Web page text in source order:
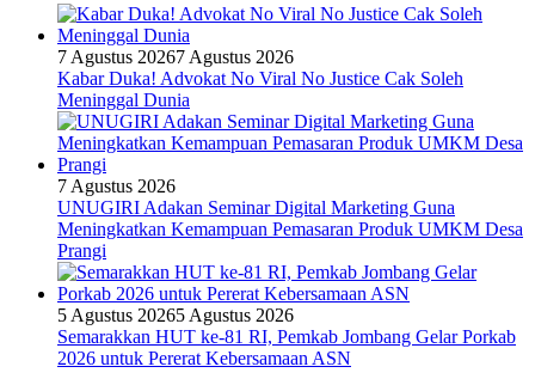
7 Agustus 20267 Agustus 2026
Kabar Duka! Advokat No Viral No Justice Cak Soleh
Meninggal Dunia
7 Agustus 2026
UNUGIRI Adakan Seminar Digital Marketing Guna
Meningkatkan Kemampuan Pemasaran Produk UMKM Desa
Prangi
5 Agustus 20265 Agustus 2026
Semarakkan HUT ke-81 RI, Pemkab Jombang Gelar Porkab
2026 untuk Pererat Kebersamaan ASN